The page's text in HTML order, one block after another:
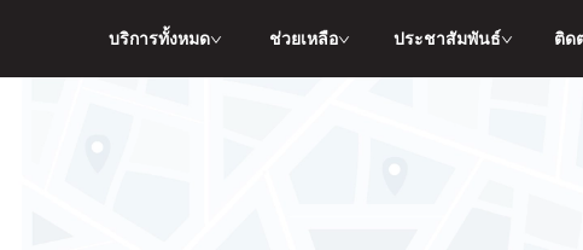
บริการทั้งหมด ช่วยเหลือ ประชาสัมพันธ์ ติด